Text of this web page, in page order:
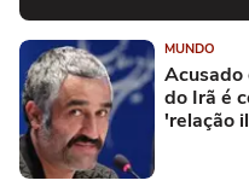
MUNDO
Acusado
do Irã é
'relação